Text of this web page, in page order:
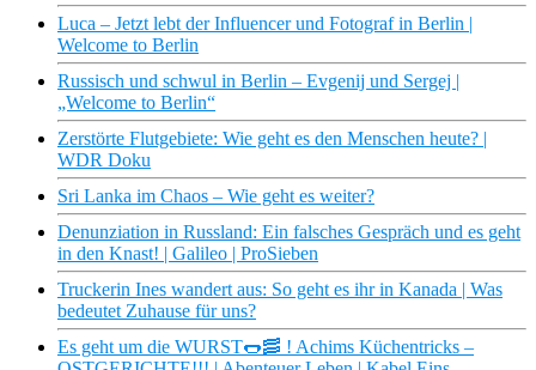
Luca – Jetzt lebt der Influencer und Fotograf in Berlin |
Welcome to Berlin
Russisch und schwul in Berlin – Evgenij und Sergej |
„Welcome to Berlin“
Zerstörte Flutgebiete: Wie geht es den Menschen heute? |
WDR Doku
Sri Lanka im Chaos – Wie geht es weiter?
Denunziation in Russland: Ein falsches Gespräch und es geht
in den Knast! | Galileo | ProSieben
Truckerin Ines wandert aus: So geht es ihr in Kanada | Was
bedeutet Zuhause für uns?
Es geht um die WURST🌭🥓 ! Achims Küchentricks –